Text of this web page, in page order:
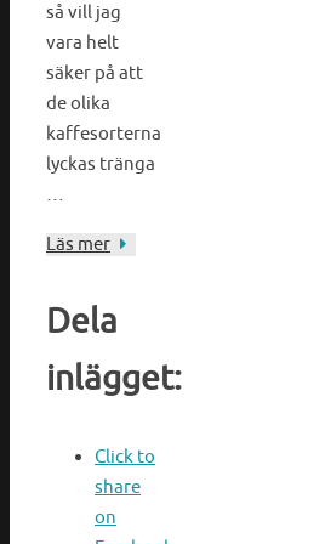
så vill jag
vara helt
säker på att
de olika
kaffesorterna
lyckas tränga
…
Läs mer
Dela
inlägget:
Click to
share
on